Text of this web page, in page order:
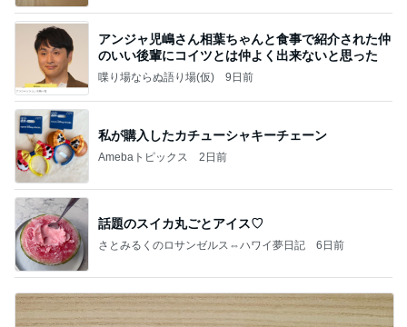
アンジャ児嶋さん相葉ちゃんと食事で紹介された仲
のいい後輩にコイツとは仲よく出来ないと思った
喋り場ならぬ語り場(仮) 9日前
私が購入したカチューシャキーチェーン
Amebaトピックス 2日前
話題のスイカ丸ごとアイス♡
さとみるくのロサンゼルス⇔ハワイ夢日記 6日前